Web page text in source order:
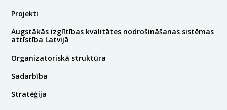
Projekti
Augstākās izglītības kvalitātes nodrošināšanas sistēmas
attīstība Latvijā
Organizatoriskā struktūra
Sadarbība
Stratēģija